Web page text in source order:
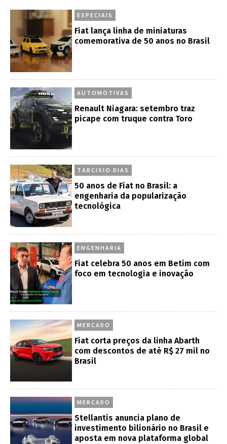
ESPECIAIS
Fiat lança linha de miniaturas
comemorativa de 50 anos no Brasil
AUTOMOTIVAS
Renault Niagara: setembro traz
picape com truque contra Toro
TARCISIO DIAS
50 anos de Fiat no Brasil: a
engenharia da popularização
tecnológica
ENGENHARIA
Fiat celebra 50 anos em Betim com
foco em tecnologia e inovação
MERCADO
Fiat corta preços da linha Abarth
com descontos de até R$ 27 mil no
Brasil
MERCADO
Stellantis anuncia plano de
investimento bilionário no Brasil e
aposta em nova plataforma global